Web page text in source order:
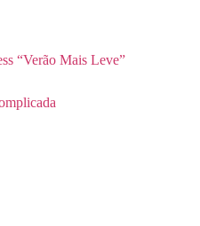
“Verão Mais Leve”